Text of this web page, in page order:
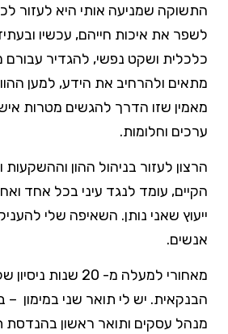
התשוקה שמניעה אותי היא לעזור
לשפר את איכות חייהם, עכשיו
כלכלית ושקט נפשי, להגדיר
מתאים ולהרחיב את הידע, למען
מאמין שזו הדרך להגשים מטרות
ערכים וחלומות.
הרצון לעזור בניהול ההון
הקיים, עומד לנגד עיני בכל אחד
ייעוץ שאני נותן. השאיפה שלי
אנשים.
מאחורי למעלה מ- 20
הבנקאית. יש לי תואר שני במימון –
מנהל עסקים ותואר ראשון בהנדסת